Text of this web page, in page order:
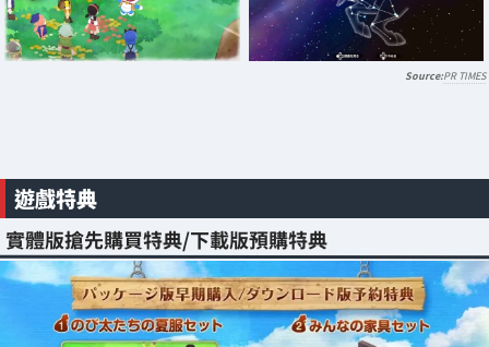
PR TIMES
遊戲特典
實體版搶先購買特典/下載版預購特典